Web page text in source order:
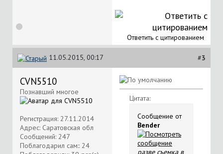
Ответить с цитированием
11.05.2015, 00:17 #3
CVN5510
Познавший многое
Регистрация: 27.11.2014
Адрес: Саратовская обл
Сообщений: 247
Поблагодарил сам:: 24
Цитата:
Сообщение от
Bender
разве съемка в